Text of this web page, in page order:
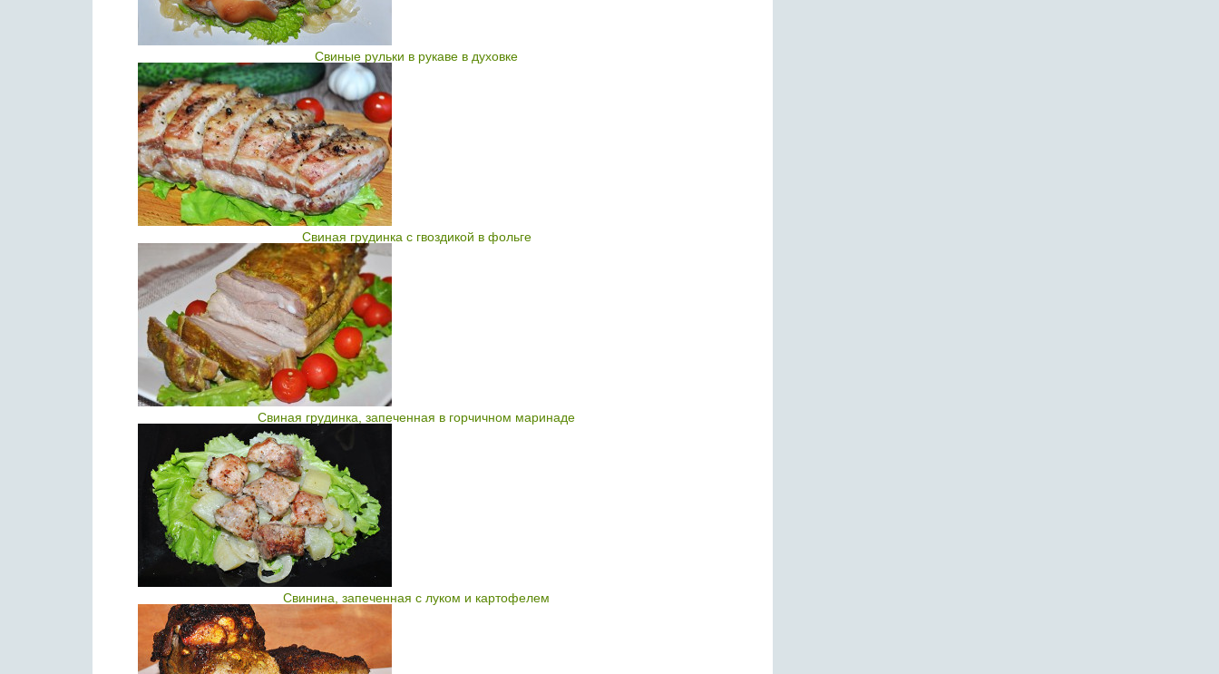
Свиные рульки в рукаве в духовке
Свиная грудинка с гвоздикой в фольге
Свиная грудинка, запеченная в горчичном маринаде
Свинина, запеченная с луком и картофелем